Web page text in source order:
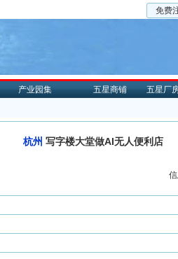
免费
产业园集 五星商铺 五星厂
杭州 写字楼大堂做AI无人便利店